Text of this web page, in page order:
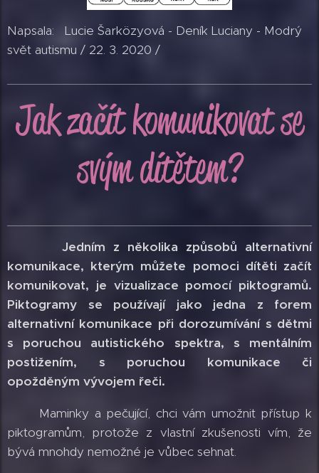
Napsala: Lucie Šarközyová - Deník Luciany - Modrý
svět autismu / 22. 3. 2020 /
Jak začít komunikovat se
svým dítětem?
Jedním z několika způsobů alternativní
komunikace, kterým můžete pomoci dítěti začít
komunikovat, je vizualizace pomocí piktogramů.
Piktogramy se používají jako jedna z forem
alternativní komunikace při dorozumívání s dětmi
s poruchou autistického spektra, s mentálním
postižením, s poruchou komunikace či
opožděným vývojem řeči.
Maminky a pečující, chci vám umožnit přístup k
piktogramům, protože z vlastní zkušenosti vím, že
bývá mnohdy nemožné je vůbec sehnat.